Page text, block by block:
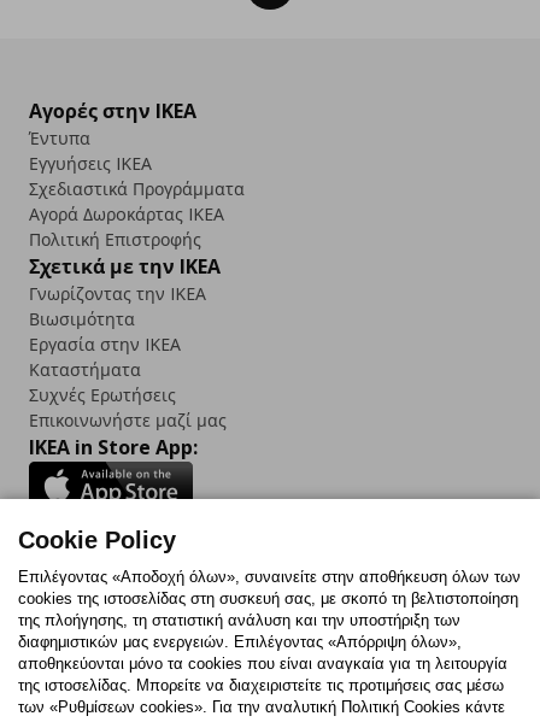
Αγορές στην IKEA
Έντυπα
Εγγυήσεις IKEA
Σχεδιαστικά Προγράμματα
Αγορά Δωρoκάρτας IKEA
Πολιτική Επιστροφής
Σχετικά με την IKEA
Γνωρίζοντας την IKEA
Βιωσιμότητα
Εργασία στην IKEA
Καταστήματα
Συχνές Ερωτήσεις
Επικοινωνήστε μαζί μας
IKEA in Store App:
Follow us:
FacebookInstagram
TikTokYoutubePinterestTwitter
Cookie Policy
Επιλέγοντας «Αποδοχή όλων», συναινείτε στην αποθήκευση όλων των
cookies της ιστοσελίδας στη συσκευή σας, με σκοπό τη βελτιστοποίηση
της πλοήγησης, τη στατιστική ανάλυση και την υποστήριξη των
διαφημιστικών μας ενεργειών. Επιλέγοντας «Απόρριψη όλων»,
αποθηκεύονται μόνο τα cookies που είναι αναγκαία για τη λειτουργία
της ιστοσελίδας. Μπορείτε να διαχειριστείτε τις προτιμήσεις σας μέσω
των «Ρυθμίσεων cookies». Για την αναλυτική Πολιτική Cookies κάντε